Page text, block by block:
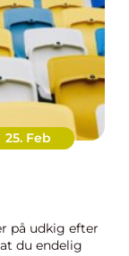
25. Feb
på udkig efter
du endelig